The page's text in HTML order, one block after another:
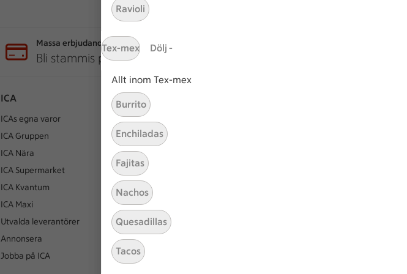
Ravioli
Tex-mex Dölj -
Allt inom Tex-mex
Burrito
Enchiladas
Fajitas
Nachos
Quesadillas
Tacos
Massa erbjudanden
Bli stammis på ICA
ICA
ICAs egna varor
ICA Gruppen
ICA Nära
ICA Supermarket
ICA Kvantum
ICA Maxi
Utvalda leverantörer
Annonsera
Jobba på ICA